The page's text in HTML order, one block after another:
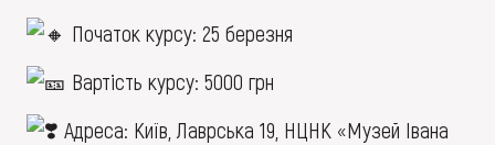
Початок курсу: 25 березня
Вартість курсу: 5000 грн
Адреса: Київ, Лаврська 19, НЦНК «Музей Івана